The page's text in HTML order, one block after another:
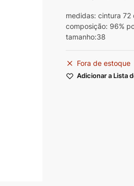
medidas: cintura
composição: 96%
tamanho:38
Fora de estoque
Adicionar a Lista